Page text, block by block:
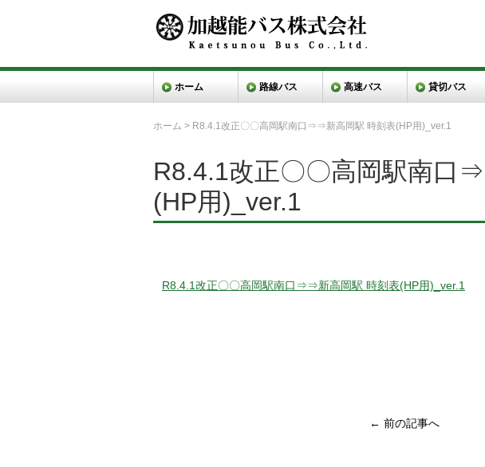
ホーム 路線バス 高速バス 貸切バス
ホーム > R8.4.1改正〇〇高岡駅南口⇒⇒新高岡駅 時刻表(HP用)_ver.1
R8.4.1改正〇〇高岡駅南口
(HP用)_ver.1
R8.4.1改正〇〇高岡駅南口⇒⇒新高岡駅 時刻表(HP用)_ver.1
← 前の記事へ